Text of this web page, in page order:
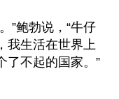
”鲍勃说，“牛仔
我生活在世界上
了不起的国家。”